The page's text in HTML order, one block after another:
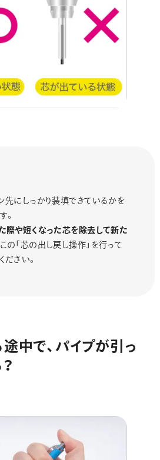
先にしっかり装填できているかを
。
際や短くなった芯を除去して新た
の「芯の出し戻し操作」を行って
ださい。
途中で、 パイプが引 っ
？